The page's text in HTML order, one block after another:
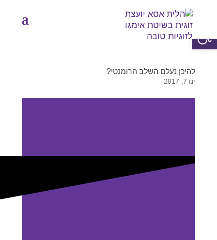
להיכן נעלם השלב הרומנטי?
ינו 7, 2017
פתח סרגל נגישות